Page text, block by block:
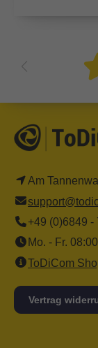
Am
+49 (0)6849 -
Mo. - Fr.
ToDiCom
Vertrag